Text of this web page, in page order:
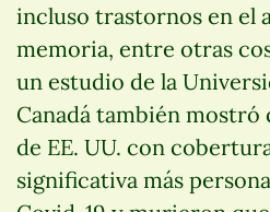
incluso trastornos en el
memoria, entre otras
un estudio de la
Canadá también mostró
de EE. UU. con
significativa más